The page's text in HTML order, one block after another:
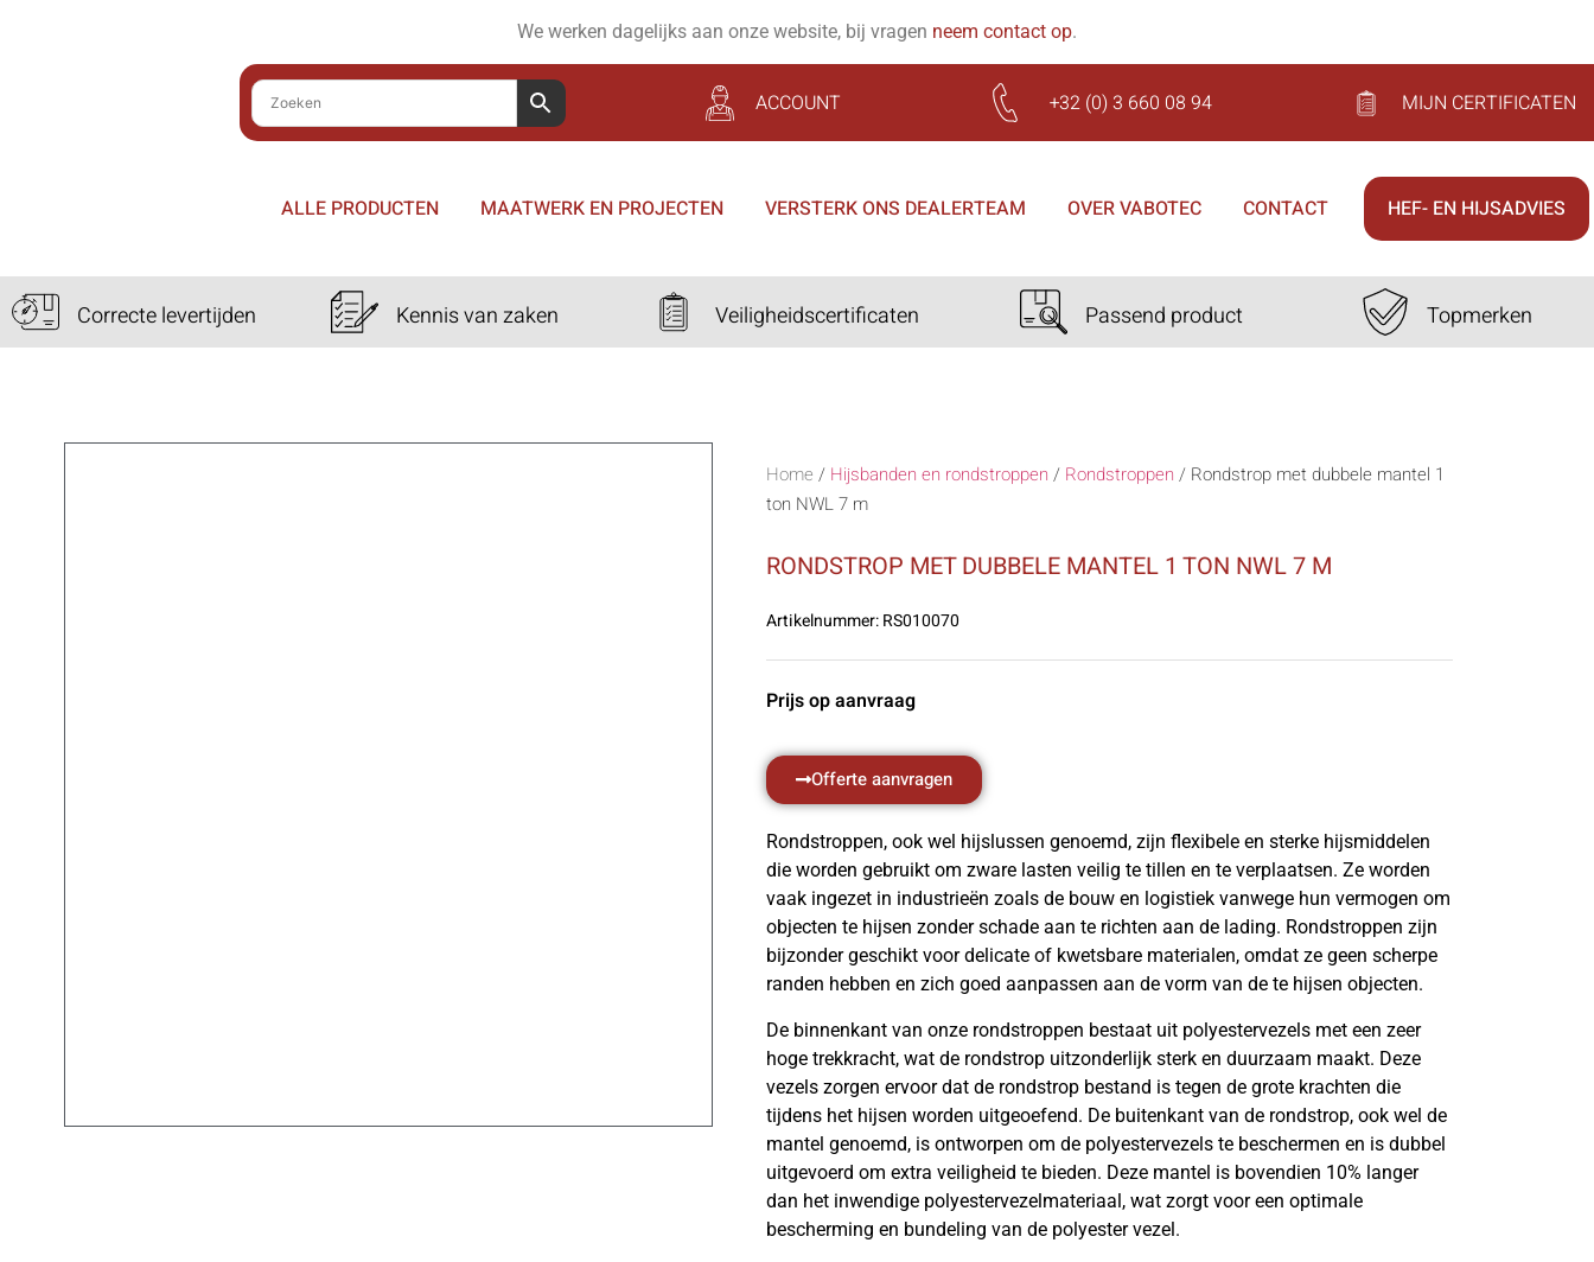
We werken dagelijks aan onze website, bij vragen neem contact op.
ACCOUNT +32 (0) 3 660 08 94 MIJN CERTIFICATEN
ALLE PRODUCTEN MAATWERK EN PROJECTEN VERSTERK ONS DEALERTEAM OVER VABOTEC CONTACT HEF- EN HIJSADVIES
Correcte levertijden Kennis van zaken Veiligheidscertificaten Passend product Topmerken
Home / Hijsbanden en rondstroppen / Rondstroppen / Rondstrop met dubbele mantel 1
ton NWL 7 m
RONDSTROP MET DUBBELE MANTEL 1 TON NWL 7 M
Artikelnummer:RS010070
Prijs op aanvraag
Offerte aanvragen
Rondstroppen, ook wel hijslussen genoemd, zijn flexibele en sterke hijsmiddelen
die worden gebruikt om zware lasten veilig te tillen en te verplaatsen. Ze worden
vaak ingezet in industrieën zoals de bouw en logistiek vanwege hun vermogen om
objecten te hijsen zonder schade aan te richten aan de lading. Rondstroppen zijn
bijzonder geschikt voor delicate of kwetsbare materialen, omdat ze geen scherpe
randen hebben en zich goed aanpassen aan de vorm van de te hijsen objecten.
De binnenkant van onze rondstroppen bestaat uit polyestervezels met een zeer
hoge trekkracht, wat de rondstrop uitzonderlijk sterk en duurzaam maakt. Deze
vezels zorgen ervoor dat de rondstrop bestand is tegen de grote krachten die
tijdens het hijsen worden uitgeoefend. De buitenkant van de rondstrop, ook wel de
mantel genoemd, is ontworpen om de polyestervezels te beschermen en is dubbel
uitgevoerd om extra veiligheid te bieden. Deze mantel is bovendien 10% langer
dan het inwendige polyestervezelmateriaal, wat zorgt voor een optimale
bescherming en bundeling van de polyester vezel.